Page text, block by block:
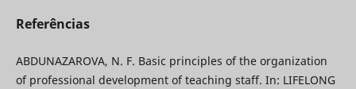
Referências
ABDUNAZAROVA, N. F. Basic principles of the organization
of professional development of teaching staff. In: LIFELONG